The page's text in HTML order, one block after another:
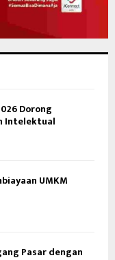
Dorong
Intelektual
UMKM
Pasar dengan